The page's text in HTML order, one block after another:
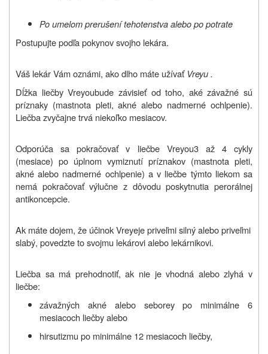
Po umelom prerušení tehotenstva alebo po potrate
Postupujte podľa pokynov svojho lekára.
Váš lekár Vám oznámi, ako dlho máte užívať Vreyu.
Dĺžka liečby Vreyoubude závisieť od toho, aké závažné sú
príznaky (mastnota pleti, akné alebo nadmerné ochlpenie).
Liečba zvyčajne trvá niekoľko mesiacov.
Odporúča sa pokračovať v liečbe Vreyou3 až 4 cykly
(mesiace) po úplnom vymiznutí príznakov (mastnota pleti,
akné alebo nadmerné ochlpenie) a v liečbe týmto liekom sa
nemá pokračovať výlučne z dôvodu poskytnutia perorálnej
antikoncepcie.
Ak máte dojem, že účinokVreyeje priveľmi silný alebo priveľmi
slabý, povedzte to svojmu lekárovi alebo lekárnikovi.
Liečba sa má prehodnotiť, ak nie je vhodná alebo zlyhá v
liečbe:
závažných akné alebo seborey po minimálne 6
mesiacoch liečby alebo
hirsutizmu po minimálne 12 mesiacoch liečby,